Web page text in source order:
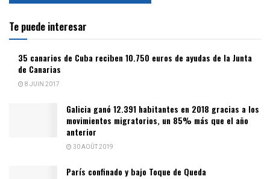
Te puede interesar
35 canarios de Cuba reciben 10.750 euros de ayudas de la Junta
de Canarias
8 JUIN 2017
Galicia ganó 12.391 habitantes en 2018 gracias a los
movimientos migratorios, un 85% más que el año
anterior
30 AOÛT 2019
París confinado y bajo Toque de Queda